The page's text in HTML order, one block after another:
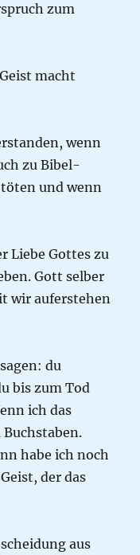
zum
macht
wenn
zu Bibel-
und wenn
Liebe Gottes zu
Gott selber
wir auferstehen
du
bis zum Tod
ich das
habe ich noch
der das
aus